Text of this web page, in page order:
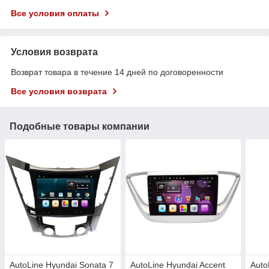
Все условия оплаты
Условия возврата
Возврат товара в течение 14 дней по договоренности
Все условия возврата
Подобные товары компании
AutoLine Hyundai Sonata 7 AutoLine Hyundai Accent